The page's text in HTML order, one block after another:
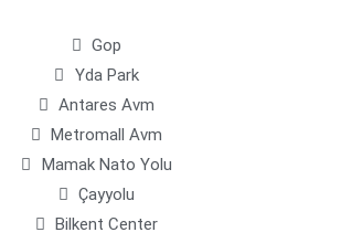
Gop
Yda Park
Antares Avm
Metromall Avm
Mamak Nato Yolu
Çayyolu
Bilkent Center